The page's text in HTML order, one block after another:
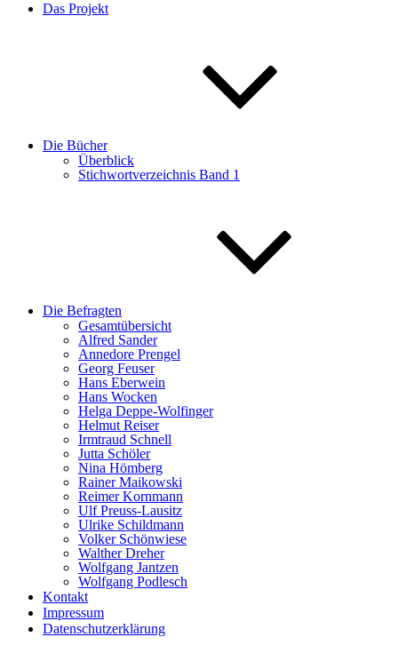
Das Projekt
Die Bücher
Überblick
Stichwortverzeichnis Band 1
Die Befragten
Gesamtübersicht
Alfred Sander
Annedore Prengel
Georg Feuser
Hans Eberwein
Hans Wocken
Helga Deppe-Wolfinger
Helmut Reiser
Irmtraud Schnell
Jutta Schöler
Nina Hömberg
Rainer Maikowski
Reimer Kornmann
Ulf Preuss-Lausitz
Ulrike Schildmann
Volker Schönwiese
Walther Dreher
Wolfgang Jantzen
Wolfgang Podlesch
Kontakt
Impressum
Datenschutzerklärung